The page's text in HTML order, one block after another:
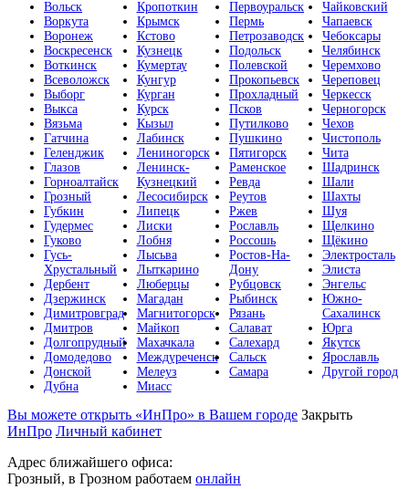
Вольск
Воркута
Воронеж
Воскресенск
Воткинск
Всеволожск
Выборг
Выкса
Вязьма
Гатчина
Геленджик
Глазов
Горноалтайск
Грозный
Губкин
Гудермес
Гуково
Гусь-
Хрустальный
Дербент
Дзержинск
Димитровград
Дмитров
Долгопрудный
Домодедово
Донской
Дубна
Кропоткин
Крымск
Кстово
Кузнецк
Кумертау
Кунгур
Курган
Курск
Кызыл
Лабинск
Лениногорск
Ленинск-
Кузнецкий
Лесосибирск
Липецк
Лиски
Лобня
Лысьва
Лыткарино
Люберцы
Магадан
Магнитогорск
Майкоп
Махачкала
Междуреченск
Мелеуз
Миасс
Первоуральск
Пермь
Петрозаводск
Подольск
Полевской
Прокопьевск
Прохладный
Псков
Путилково
Пушкино
Пятигорск
Раменское
Ревда
Реутов
Ржев
Рославль
Россошь
Ростов-На-
Дону
Рубцовск
Рыбинск
Рязань
Салават
Салехард
Сальск
Самара
Чайковский
Чапаевск
Чебоксары
Челябинск
Черемхово
Череповец
Черкесск
Черногорск
Чехов
Чистополь
Чита
Шадринск
Шали
Шахты
Шуя
Щелкино
Щёкино
Электросталь
Элиста
Энгельс
Южно-
Сахалинск
Юрга
Якутск
Ярославль
Другой город
Вы можете открыть «ИнПро» в Вашем городе Закрыть
ИнПро Личный кабинет
Адрес ближайшего офиса:
Грозный, в Грозном работаем онлайн